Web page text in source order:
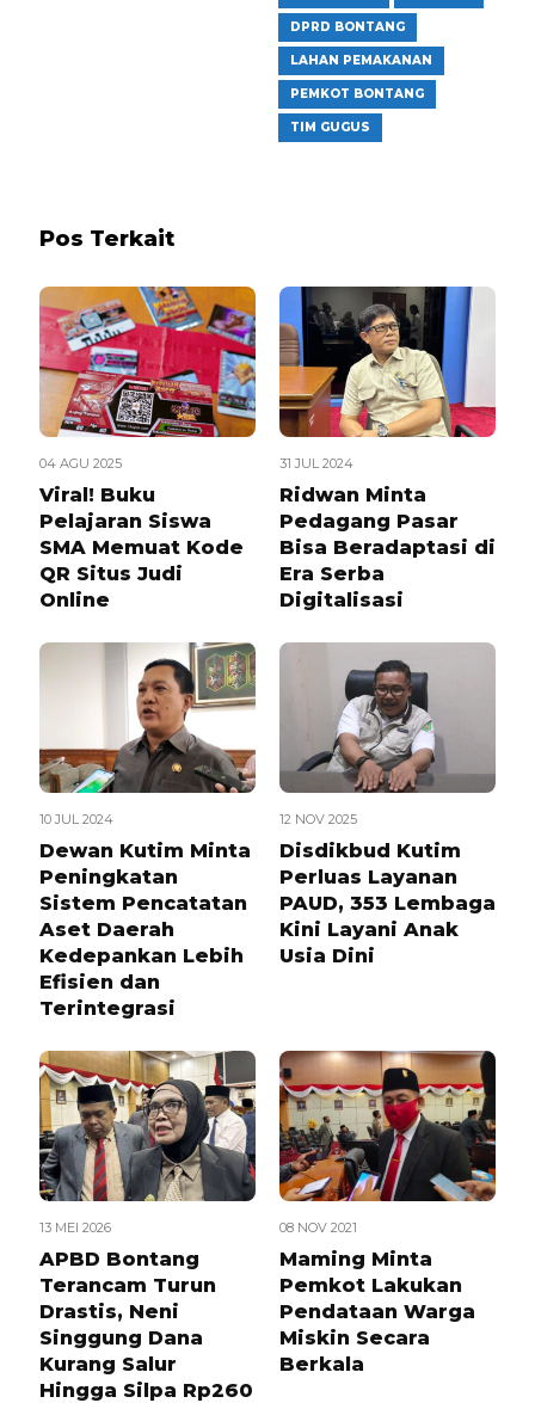
DPRD BONTANG
LAHAN PEMAKANAN
PEMKOT BONTANG
TIM GUGUS
Pos Terkait
04 AGU 2025
Viral! Buku
Pelajaran Siswa
SMA Memuat Kode
QR Situs Judi
Online
31 JUL 2024
Ridwan Minta
Pedagang Pasar
Bisa Beradaptasi di
Era Serba
Digitalisasi
10 JUL 2024
Dewan Kutim Minta
Peningkatan
Sistem Pencatatan
Aset Daerah
Kedepankan Lebih
Efisien dan
Terintegrasi
12 NOV 2025
Disdikbud Kutim
Perluas Layanan
PAUD, 353 Lembaga
Kini Layani Anak
Usia Dini
13 MEI 2026
APBD Bontang
Terancam Turun
Drastis, Neni
Singgung Dana
Kurang Salur
Hingga Silpa Rp260
08 NOV 2021
Maming Minta
Pemkot Lakukan
Pendataan Warga
Miskin Secara
Berkala